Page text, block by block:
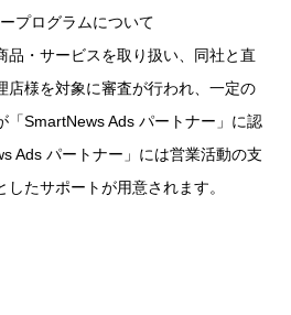
プログラムについて
品・サービスを取り扱い、同社と直
店様を対象に審査が行われ、一定の
「SmartNews Ads パートナー」に認
Ads パートナー」には営業活動の支
たサポートが用意されます。